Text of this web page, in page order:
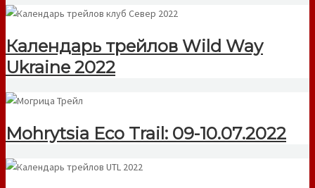
Календарь трейлов Wild Way
Ukraine 2022
Mohrytsia Eco Trail: 09-10.07.2022